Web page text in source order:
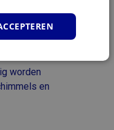
veel
worden
en